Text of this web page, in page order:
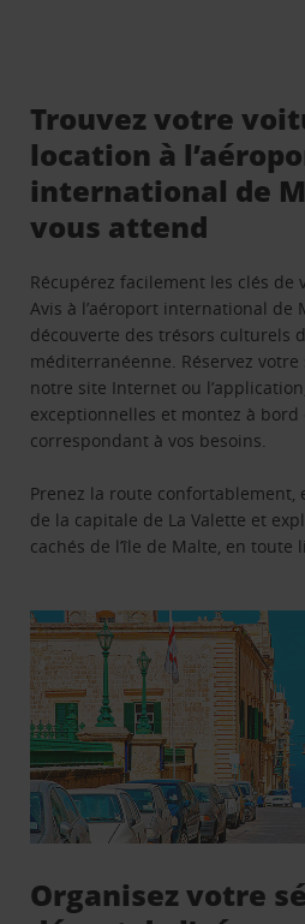
Trouvez votre
location à
international de
vous attend
Récupérez facilement les clés de
Avis à l’aéroport international de
découverte des trésors culturels
méditerranéenne. Réservez votre
notre site Internet ou
exceptionnelles et montez à
correspondant à vos besoins.
Prenez la route confortablement,
de la capitale de La Valette et
cachés de l’île de Malte, en toute
Organisez votre